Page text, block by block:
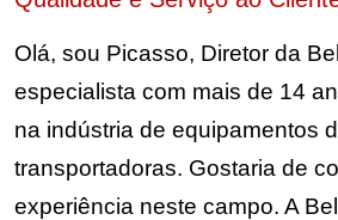
Olá, sou Picasso, Diretor da
especialista com mais de 14
na indústria de equipamentos
transportadoras. Gostaria de
experiência neste campo. A